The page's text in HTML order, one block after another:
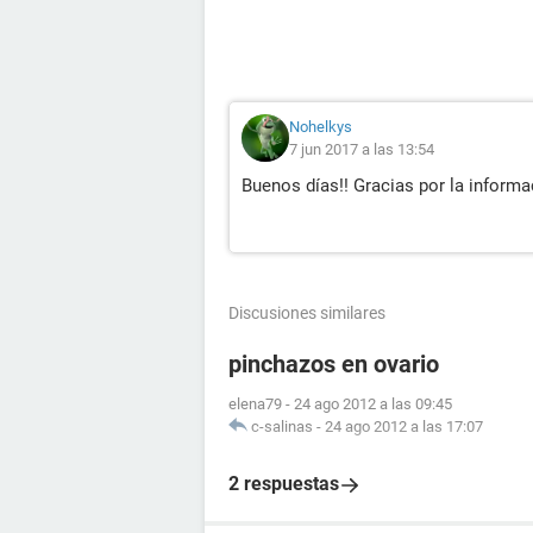
Nohelkys
7 jun 2017 a las 13:54
Buenos días!! Gracias por la
Discusiones similares
pinchazos en ovario
elena79 - 24 ago 2012 a las 09:45
c-salinas - 24 ago 2012 a las 17:07
2 respuestas